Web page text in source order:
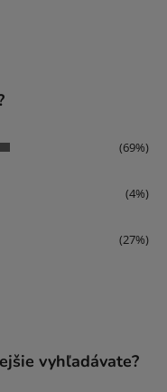
(69%)
(4%)
(27%)
vyhľadávate?